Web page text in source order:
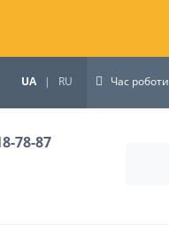
UA | RU Час роботи
78-87